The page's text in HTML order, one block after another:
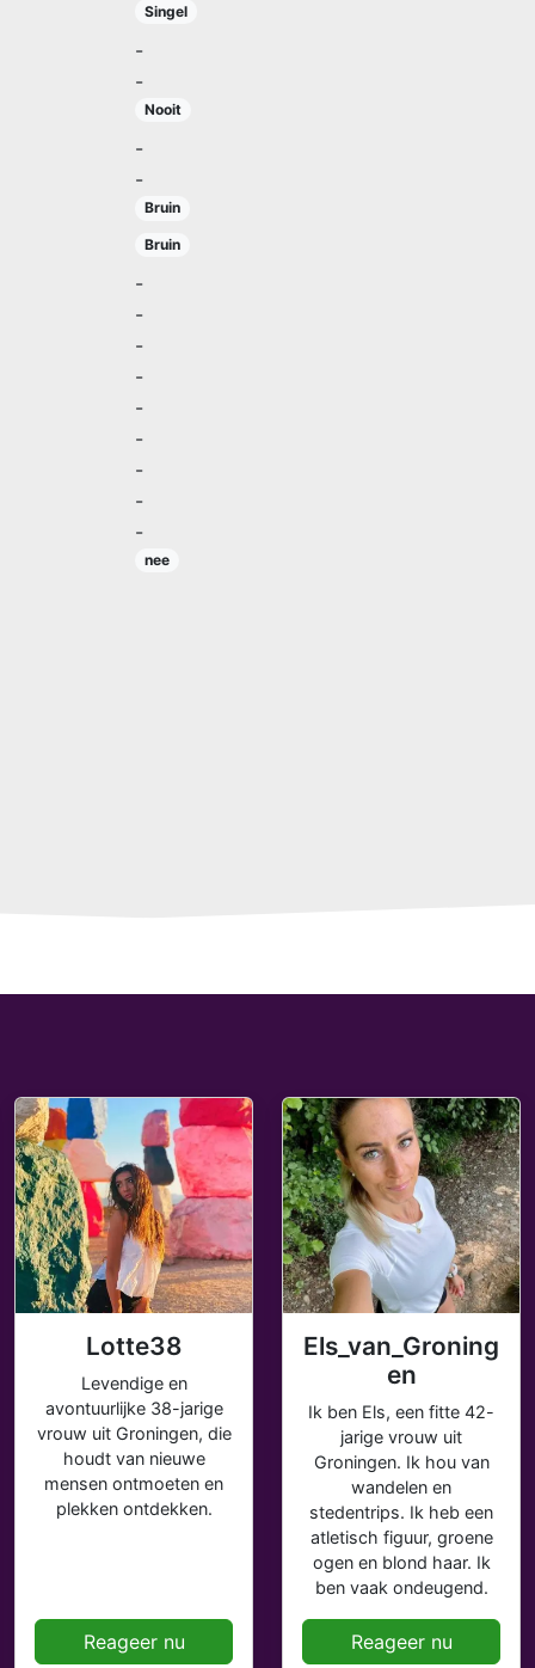
Singel
-
-
Nooit
-
-
Bruin
Bruin
-
-
-
-
-
-
-
-
-
nee
Lotte38
Levendige en
avontuurlijke 38-jarige
vrouw uit Groningen, die
houdt van nieuwe
mensen ontmoeten en
plekken ontdekken.
Reageer nu
Els_van_Groning
en
Ik ben Els, een fitte 42-
jarige vrouw uit
Groningen. Ik hou van
wandelen en
stedentrips. Ik heb een
atletisch figuur, groene
ogen en blond haar. Ik
ben vaak ondeugend.
Reageer nu